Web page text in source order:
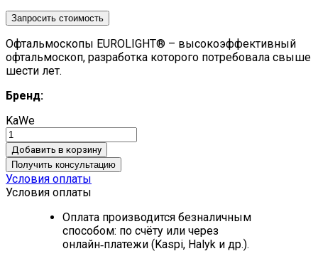
Запросить стоимость
Офтальмоскопы EUROLIGHT® – высокоэффективный
офтальмоскоп, разработка которого потребовала свыше
шести лет.
Бренд:
KaWe
Добавить в корзину
Получить консультацию
Условия оплаты
Условия оплаты
Оплата производится безналичным
способом: по счёту или через
онлайн‑платежи (Kaspi, Halyk и др.).